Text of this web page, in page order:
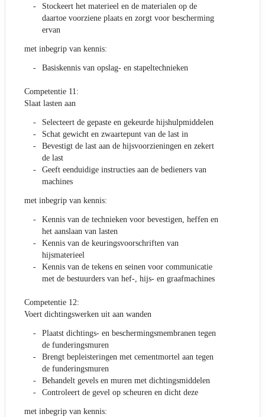
Stockeert het materieel en de materialen op de
daartoe voorziene plaats en zorgt voor bescherming
ervan
met inbegrip van kennis:
Basiskennis van opslag- en stapeltechnieken
Competentie 11:
Slaat lasten aan
Selecteert de gepaste en gekeurde hijshulpmiddelen
Schat gewicht en zwaartepunt van de last in
Bevestigt de last aan de hijsvoorzieningen en zekert
de last
Geeft eenduidige instructies aan de bedieners van
machines
met inbegrip van kennis:
Kennis van de technieken voor bevestigen, heffen en
het aanslaan van lasten
Kennis van de keuringsvoorschriften van
hijsmaterieel
Kennis van de tekens en seinen voor communicatie
met de bestuurders van hef-, hijs- en graafmachines
Competentie 12:
Voert dichtingswerken uit aan wanden
Plaatst dichtings- en beschermingsmembranen tegen
de funderingsmuren
Brengt bepleisteringen met cementmortel aan tegen
de funderingsmuren
Behandelt gevels en muren met dichtingsmiddelen
Controleert de gevel op scheuren en dicht deze
met inbegrip van kennis: